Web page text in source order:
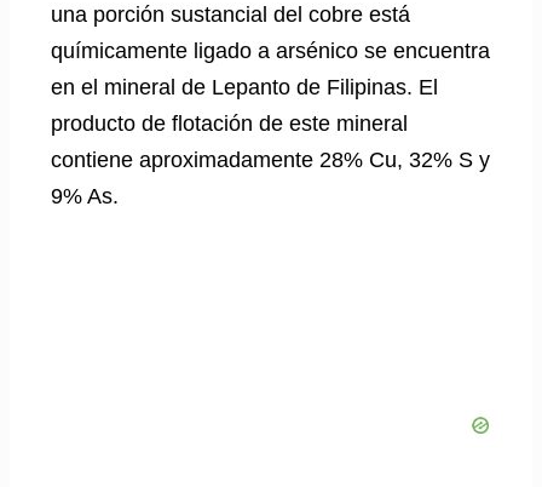
una porción sustancial del cobre está
químicamente ligado a arsénico se encuentra
en el mineral de Lepanto de Filipinas. El
producto de flotación de este mineral
contiene aproximadamente 28% Cu, 32% S y
9% As.